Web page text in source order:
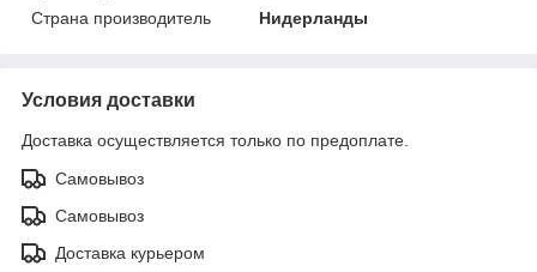
Страна производитель
Нидерланды
Условия доставки
Доставка осуществляется только по предоплате.
Самовывоз
Самовывоз
Доставка курьером